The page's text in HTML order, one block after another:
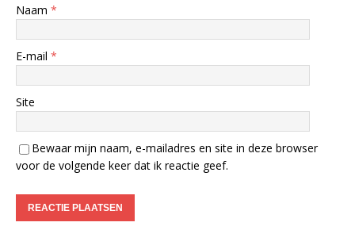
Naam *
E-mail *
Site
Bewaar mijn naam, e-mailadres en site in deze browser
voor de volgende keer dat ik reactie geef.